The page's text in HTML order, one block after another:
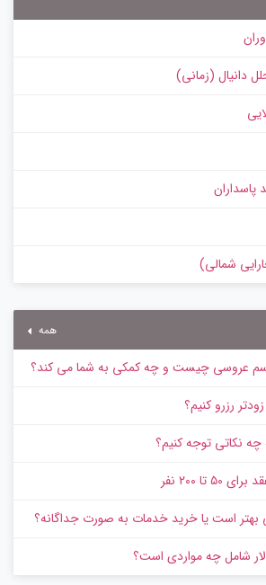
دانیال (زمانی)
پاسداران
شمالی)
همه
عروسی چیست و چه کمکی به شما می کند؟
رزرو کنیم؟
چه نکاتی توجه کنیم؟
۲۰۰ نفر
بهتر است یا خرید خدمات به‌ صورت جداگانه؟
شامل چه مواردی است؟